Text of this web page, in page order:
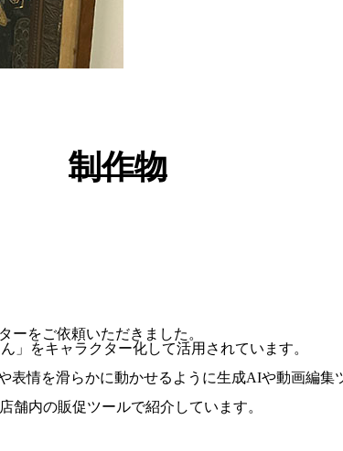
制作物
ーをご依頼いただきました。
」をキャラクター化して活用されています。
情を滑らかに動かせるように生成AIや動画編
舗内の販促ツールで紹介しています。